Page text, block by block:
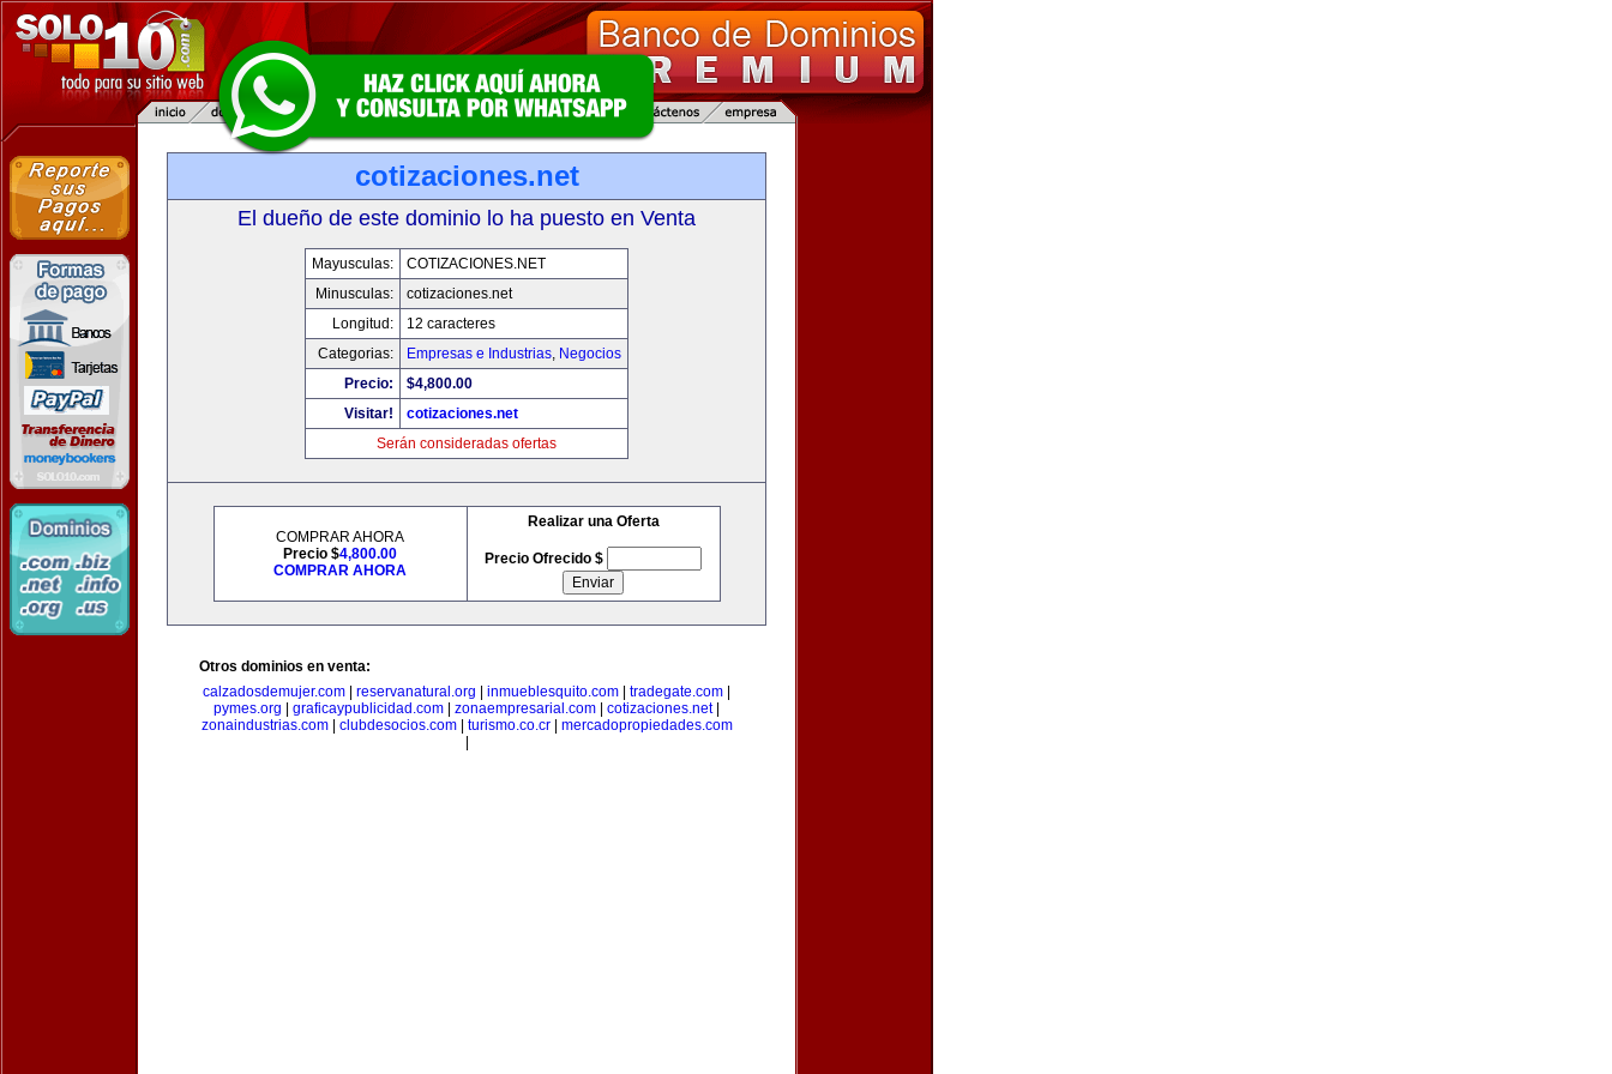
cotizaciones.net
El dueño de este dominio lo ha puesto en Venta
Mayusculas:
COTIZACIONES.NET
Minusculas:
cotizaciones.net
Longitud:
12 caracteres
Categorias:
Empresas e Industrias, Negocios
Precio:
$4,800.00
Visitar!
cotizaciones.net
Serán consideradas ofertas
COMPRAR AHORA
Precio $4,800.00
COMPRAR AHORA
Realizar una Oferta
Precio Ofrecido $
Otros dominios en venta:
calzadosdemujer.com
reservanatural.org inmueblesquito.com tradegate.com
pymes.org
graficaypublicidad.com zonaempresarial.com cotizaciones.net|
zonaindustrias.com| clubdesocios.com| turismo.co.cr| mercadopropiedades.com